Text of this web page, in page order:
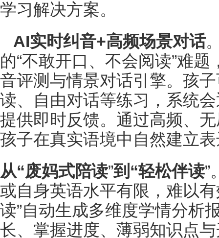
学习解决方案。
AI实时纠音+高频场景对话
的“不敢开口、不会阅读”难
音评测与情景对话引擎。孩
读、自由对话等练习，系统
提供即时反馈。通过高频、
孩子在真实语境中自然建立
从“废妈式陪读”到“轻松伴读”
或自身英语水平有限，难以
读”自动生成多维度学情分析
长、掌握进度、薄弱知识点